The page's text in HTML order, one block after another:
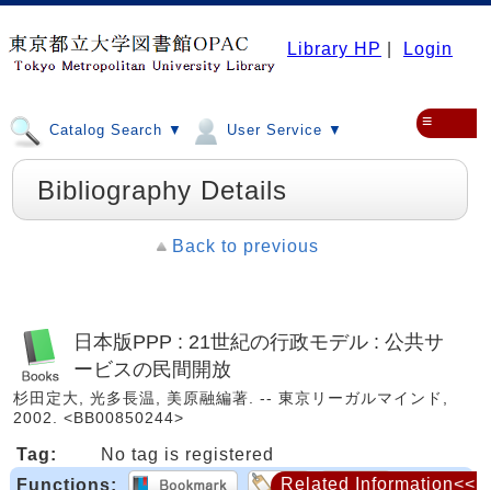
Library HP Login
Catalog Search ▼ User Service ▼ ≡
Bibliography Details
Back to previous
日本版PPP : 21世紀の行政モデル : 公共サ
ービスの民間開放
杉田定大, 光多長温, 美原融編著. -- 東京リーガルマインド,
2002. <BB00850244>
Tag:
No tag is registered
Functions:
Related Information<<